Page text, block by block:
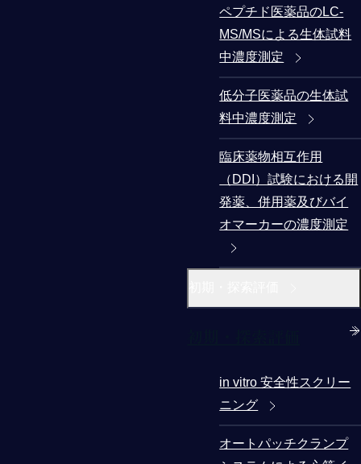
ペプチド医薬品のLC-
MS/MSによる生体試料
中濃度測定
低分子医薬品の生体試
料中濃度測定
臨床薬物相互作用
（DDI）試験における開
発薬、併用薬及びバイ
オマーカーの濃度測定
in vitro 安全性スクリー
ニング
オートパッチクランプ